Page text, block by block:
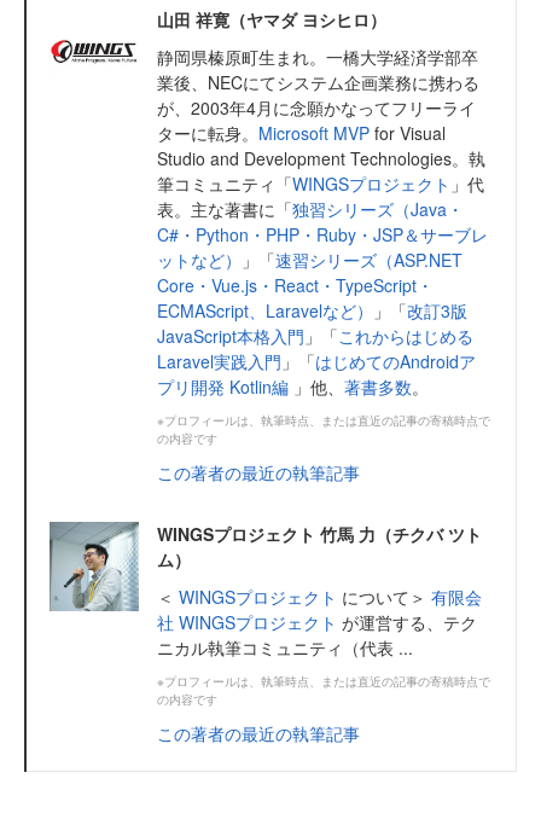
山田 祥寛（ヤマダ ヨシヒロ）
静岡県榛原町生まれ。一橋大学経済学部卒
業後、NECにてシステム企画業務に携わる
が、2003年4月に念願かなってフリーライ
ターに転身。 Microsoft MVP for Visual
Studio and Development Technologies。執
筆コミュニティ「WINGSプロジェクト 」代
表。主な著書に「独習シリーズ（Java・
C#・Python・PHP・Ruby・JSP＆サーブレ
ットなど）
」「速習シリーズ（ASP.NET
Core・Vue.js・React・TypeScript・
ECMAScript、Laravelなど）
」「改訂3版
JavaScript本格入門 」「これからはじめる
Laravel実践入門 」「はじめてのAndroidア
プリ開発 Kotlin編 」他、 著書多数。
※プロフィールは、執筆時点、または直近の記事の寄稿時点で
の内容です
この著者の最近の執筆記事
WINGSプロジェクト 竹馬 力（チクバ ツト
ム）
＜ WINGSプロジェクト について＞ 有限会
社 WINGSプロジェクト が運営する、テク
ニカル執筆コミュニティ（代表 ...
※プロフィールは、執筆時点、または直近の記事の寄稿時点で
の内容です
この著者の最近の執筆記事